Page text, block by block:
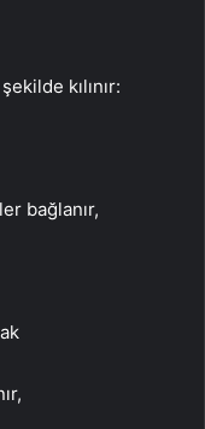
kılınır:
bağlanır,